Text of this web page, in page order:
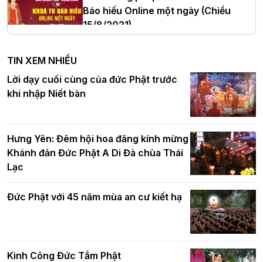
Hà Nội: Tăng Ni Trường hạ Bồ Đề trang
nghiêm tác pháp Tiền an cư PL.2570 –
DL.2026
Hà Nội
Hơn 5.000 người tham dự diễu hành,
Báo hiếu Online một ngày (Chiều
15/8/2021)
Ban Hoằng pháp TƯ tổ chức Khóa tu
Báo hiếu Online một ngày (Sáng
15/8/2021)
Tinh thần yêu nước của Phật giáo
TIN XEM NHIỀU
Lời dạy cuối cùng của đức Phật trước
khi nhập Niết bàn
Hưng Yên: Đêm hội hoa đăng kính mừng
Khánh đản Đức Phật A Di Đà chùa Thái
Lạc
Đức Phật với 45 năm mùa an cư kiết hạ
Kinh Công Đức Tắm Phật